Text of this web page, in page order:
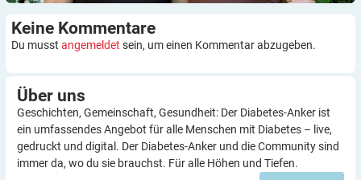
Keine Kommentare
Du musst angemeldet sein, um einen Kommentar abzugeben.
Über uns
Geschichten, Gemeinschaft, Gesundheit: Der Diabetes-Anker ist
ein umfassendes Angebot für alle Menschen mit Diabetes – live,
gedruckt und digital. Der Diabetes-Anker und die Community sind
immer da, wo du sie brauchst. Für alle Höhen und Tiefen.